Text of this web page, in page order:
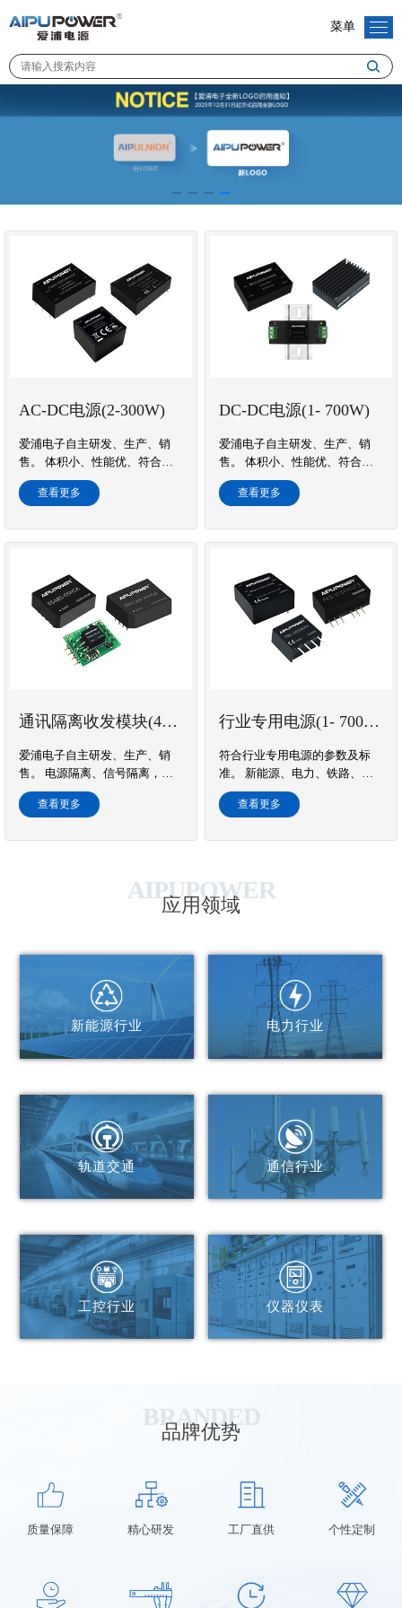
菜单
>
>
AC-DC电源(2-300W)
爱浦电子自主研发、生产、销
售。 体积小、性能优、符合
CE，ROHS,UL标准。 产品质保
3年，可定制。
查看更多
DC-DC电源(1- 700W)
爱浦电子自主研发、生产、销
售。 体积小、性能优、符合
CE，ROHS,UL标准。 产品质保
5年，可定制。
查看更多
通讯隔离收发模块(485、CAN)
爱浦电子自主研发、生产、销
售。 电源隔离、信号隔离，通
信和总线保护于一体。满足
EN60950、EIA/232-F标准。
查看更多
行业专用电源(1- 700W)
符合行业专用电源的参数及标
准。 新能源、电力、铁路、通
讯、工控、仪器仪表... 产品质保
5年，可定制。
查看更多
AIPUPOWER
应用领域
新能源行业 电力行业
轨道交通 通信行业
工控行业 仪器仪表
BRANDED
品牌优势
质量保障 精心研发 工厂直供 个性定制